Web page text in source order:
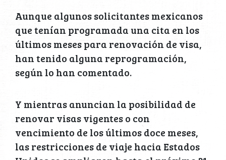
Aunque algunos solicitantes mexicanos
que tenían programada una cita en los
últimos meses para renovación de visa,
han tenido alguna reprogramación,
según lo han comentado.
Y mientras anuncian la posibilidad de
renovar visas vigentes o con
vencimiento de los últimos doce meses,
las restricciones de viaje hacia Estados